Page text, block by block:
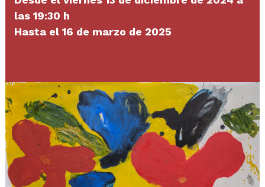
las 19:30 h
Hasta el 16 de marzo de 2025